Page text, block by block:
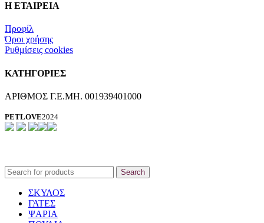
Η ΕΤΑΙΡΕΙΑ
Προφίλ
Όροι χρήσης
Ρυθμίσεις cookies
ΚΑΤΗΓΟΡΙΕΣ
ΑΡΙΘΜΟΣ Γ.Ε.ΜΗ. 001939401000
PETLOVE2024
Search
ΣΚΥΛΟΣ
ΓΑΤΕΣ
ΨΑΡΙΑ